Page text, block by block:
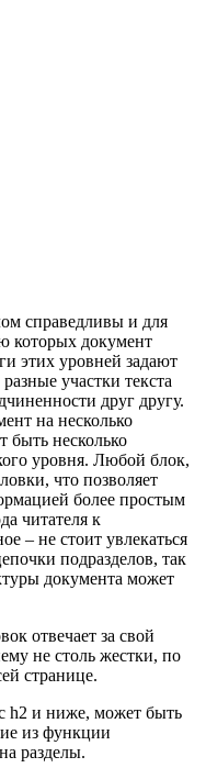
справедливы и для
которых документ
этих уровней задают
участки текста
друг другу.
на несколько
быть несколько
уровня. Любой блок,
что позволяет
более простым
читателя к
– не стоит увлекаться
подразделов, так
документа может
отвечает за свой
не столь жестки, по
странице.
h2 и ниже, может быть
из функции
разделы.